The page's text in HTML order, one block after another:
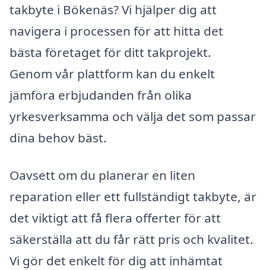
takbyte i Bökenäs? Vi hjälper dig att
navigera i processen för att hitta det
bästa företaget för ditt takprojekt.
Genom vår plattform kan du enkelt
jämföra erbjudanden från olika
yrkesverksamma och välja det som passar
dina behov bäst.
Oavsett om du planerar en liten
reparation eller ett fullständigt takbyte, är
det viktigt att få flera offerter för att
säkerställa att du får rätt pris och kvalitet.
Vi gör det enkelt för dig att inhämtat